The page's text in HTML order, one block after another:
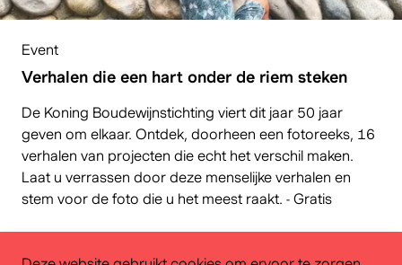
Event
Verhalen die een hart onder de riem steken
De Koning Boudewijnstichting viert dit jaar 50 jaar
geven om elkaar. Ontdek, doorheen een fotoreeks, 16
verhalen van projecten die echt het verschil maken.
Laat u verrassen door deze menselijke verhalen en
stem voor de foto die u het meest raakt. - Gratis